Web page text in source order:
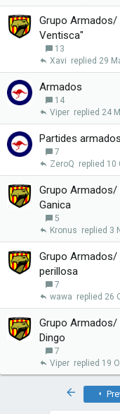
Grupo Armados/
Ventisca"
13
29
Xavi
Armados
14
24
Viper
Partides armados
7
10
ZeroQ
Grupo Armados/
Ganica
5
3
Kronus
Grupo Armados/
perillosa
7
26
wawa
Grupo Armados/
Dingo
7
19
Viper